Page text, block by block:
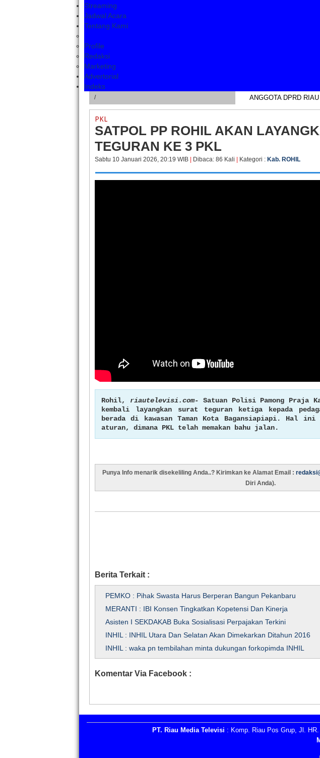
Streaming
Jadwal Acara
Tentang Kami
Profile
Redaksi
Marketing
Advertorial
Indeks
/ ANGGOTA DPRD
PKL
SATPOL PP ROHIL AKAN
TEGURAN KE 3 PKL
Sabtu 10 Januari 2026, 20:19 WIB Dibaca: 86 Kali Kategori : Kab. ROHIL
Rohil, riautelevisi.com- Satuan Polisi Pamong Praja
kembali layangkan surat teguran ketiga kepada
berada di kawasan Taman Kota Bagansiapiapi. Hal ini
aturan, dimana PKL telah memakan bahu jalan.
Punya Info menarik disekeliling Anda..? Kirimkan ke Alamat Email :
Diri Anda).
Berita Terkait :
PEMKO : Pihak Swasta Harus Berperan Bangun Pekanbaru
MERANTI : IBI Konsen Tingkatkan Kopetensi Dan Kinerja
Asisten I SEKDAKAB Buka Sosialisasi Perpajakan Terkini
INHIL : INHIL Utara Dan Selatan Akan Dimekarkan Ditahun 2016
INHIL : waka pn tembilahan minta dukungan forkopimda INHIL
Komentar Via Facebook :
PT. Riau Media Televisi : Komp. Riau Pos Grup, Jl.